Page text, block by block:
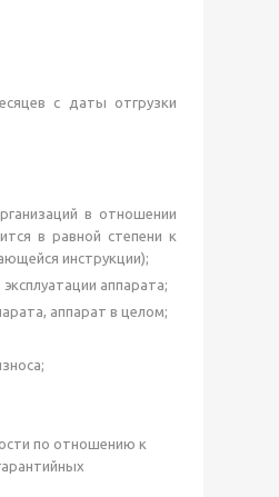
с даты отгрузки
в отношении
в равной степени к
инструкции);
аппарата;
аппарат в целом;
по отношению к